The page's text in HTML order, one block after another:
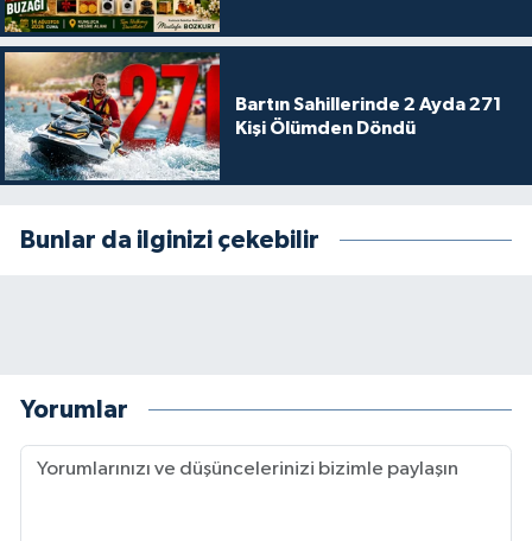
Bartın Sahillerinde 2 Ayda 271
Kişi Ölümden Döndü
Bunlar da ilginizi çekebilir
Yorumlar